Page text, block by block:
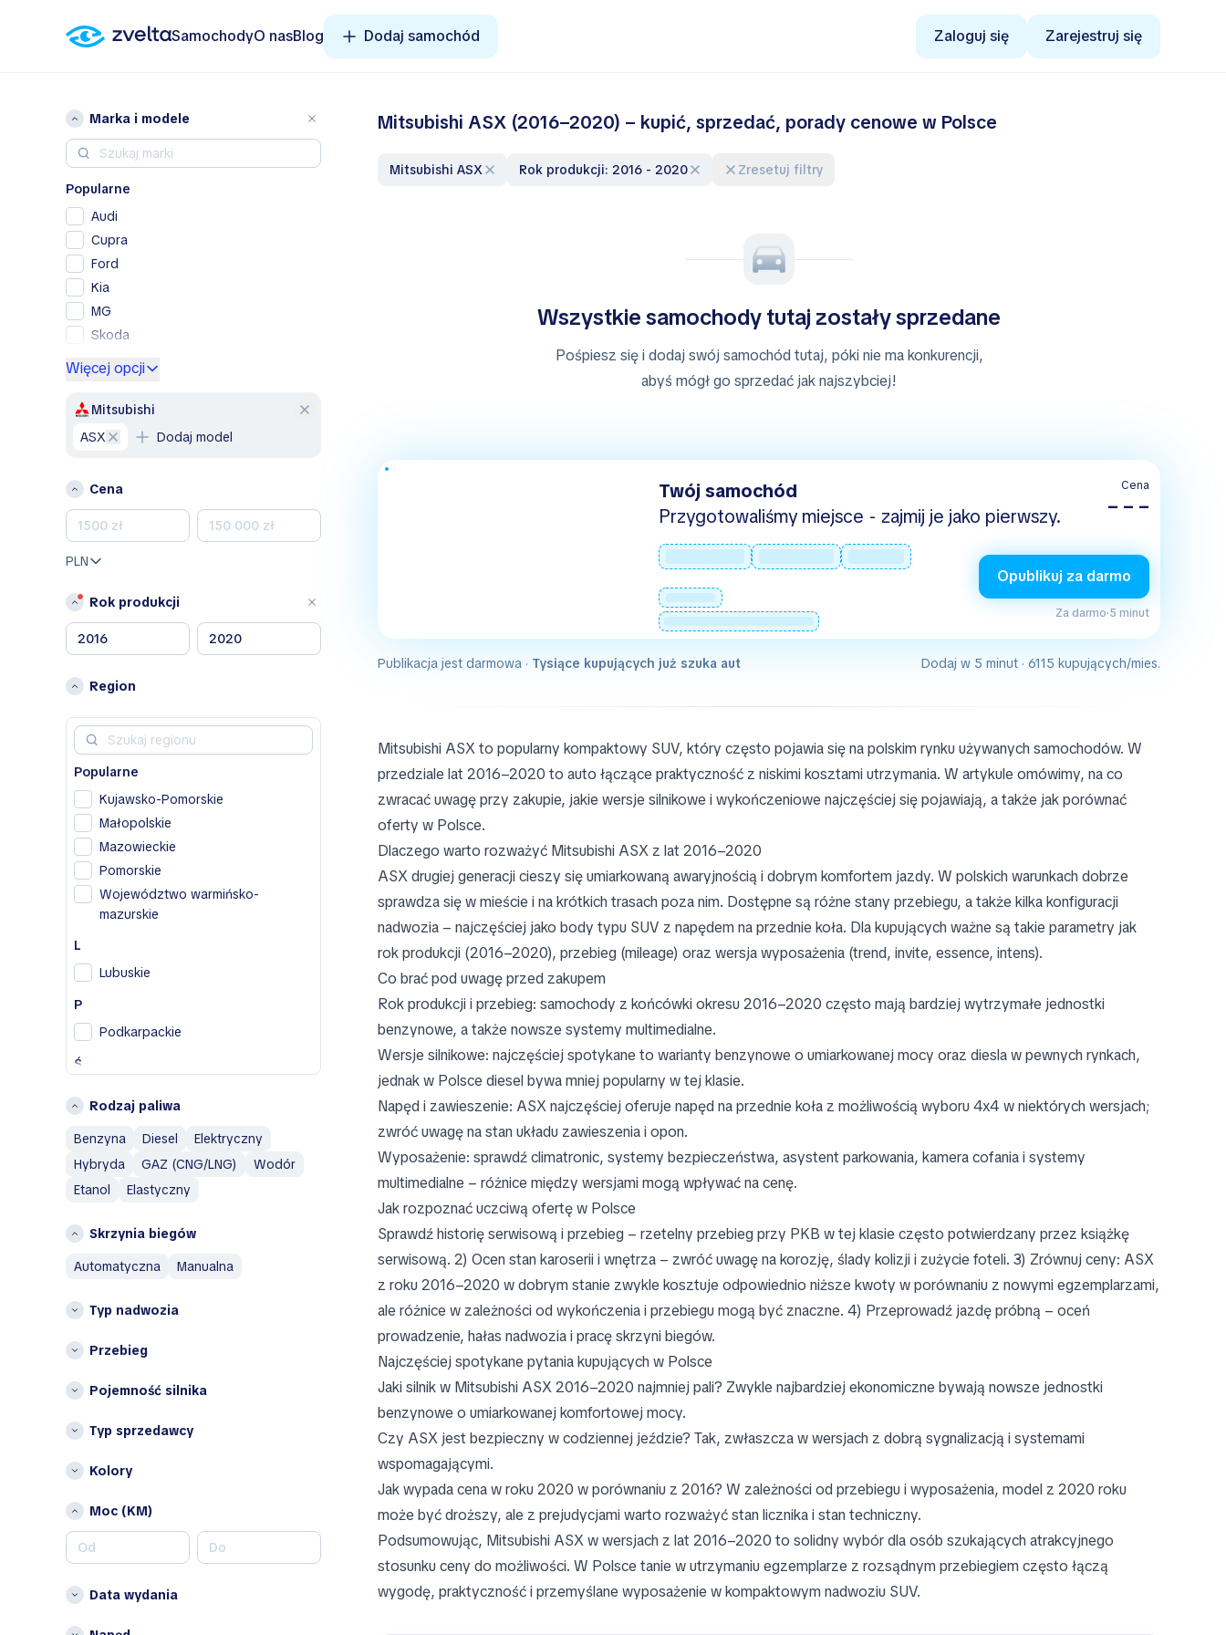
SamochodyO nasBlog Dodaj samochód Zaloguj się Zarejestruj się
Marka i modele
Popularne
Audi
Cupra
Ford
Kia
MG
Skoda
Volkswagen
A
Alfa Romeo
BMW
Chevrolet
Citroen
Dacia
DS
Fiat
H
Honda
Hyundai
Infiniti
Jeep
M
Mazda
Mercedes-Benz
MINI
N
Nissan
O
Opel
P
Porsche
R
S
SEAT
Więcej opcji
Mitsubishi
ASX
Dodaj model
Cena
PLN
Rok produkcji
Region
Popularne
Kujawsko-Pomorskie
Małopolskie
Mazowieckie
Pomorskie
Województwo warmińsko-
mazurskie
L
Lubuskie
P
Podkarpackie
Ś
Świętokrzyskie
W
Wielkopolskie
Województwo dolnośląskie
Województwo lubelskie
województwo
Inne
Opolskie
Rodzaj paliwa
Benzyna
Diesel
Elektryczny
Hybryda
GAZ (CNG/LNG)
Wodór
Etanol
Elastyczny
Skrzynia biegów
automatyczna
manualna
Typ nadwozia
Przebieg
Pojemność silnika
Typ sprzedawcy
Kolory
Moc (KM)
Data wydania
Mitsubishi ASX (2016–2020) – kupić, sprzedać, porady cenowe w Polsce
Mitsubishi ASX Rok produkcji: 2016 - 2020 Zresetuj filtry
Wszystkie samochody tutaj zostały sprzedane
Pośpiesz się i dodaj swój samochód tutaj, póki nie ma konkurencji,
abyś mógł go sprzedać jak najszybciej!
Twój samochód
Przygotowaliśmy miejsce - zajmij je jako pierwszy.
Cena
– – –
Opublikuj za darmo
Za darmo·5 minut
Publikacja jest darmowa · Tysiące kupujących już szuka aut Dodaj w 5 minut · 6115 kupujących/mies.
Mitsubishi ASX to popularny kompaktowy SUV, który często pojawia się na polskim rynku używanych samochodów. W
przedziale lat 2016–2020 to auto łączące praktyczność z niskimi kosztami utrzymania. W artykule omówimy, na co
zwracać uwagę przy zakupie, jakie wersje silnikowe i wykończeniowe najczęściej się pojawiają, a także jak porównać
oferty w Polsce.
Dlaczego warto rozważyć Mitsubishi ASX z lat 2016–2020
ASX drugiej generacji cieszy się umiarkowaną awaryjnością i dobrym komfortem jazdy. W polskich warunkach dobrze
sprawdza się w mieście i na krótkich trasach poza nim. Dostępne są różne stany przebiegu, a także kilka konfiguracji
nadwozia – najczęściej jako body typu SUV z napędem na przednie koła. Dla kupujących ważne są takie parametry jak
rok produkcji (2016–2020), przebieg (mileage) oraz wersja wyposażenia (trend, invite, essence, intens).
Co brać pod uwagę przed zakupem
Rok produkcji i przebieg: samochody z końcówki okresu 2016–2020 często mają bardziej wytrzymałe jednostki
benzynowe, a także nowsze systemy multimedialne.
Wersje silnikowe: najczęściej spotykane to warianty benzynowe o umiarkowanej mocy oraz diesla w pewnych rynkach,
jednak w Polsce diesel bywa mniej popularny w tej klasie.
Napęd i zawieszenie: ASX najczęściej oferuje napęd na przednie koła z możliwością wyboru 4x4 w niektórych wersjach;
zwróć uwagę na stan układu zawieszenia i opon.
Wyposażenie: sprawdź climatronic, systemy bezpieczeństwa, asystent parkowania, kamera cofania i systemy
multimedialne – różnice między wersjami mogą wpływać na cenę.
Jak rozpoznać uczciwą ofertę w Polsce
Sprawdź historię serwisową i przebieg – rzetelny przebieg przy PKB w tej klasie często potwierdzany przez książkę
serwisową. 2) Ocen stan karoserii i wnętrza – zwróć uwagę na korozję, ślady kolizji i zużycie foteli. 3) Zrównuj ceny: ASX
z roku 2016–2020 w dobrym stanie zwykle kosztuje odpowiednio niższe kwoty w porównaniu z nowymi egzemplarzami,
ale różnice w zależności od wykończenia i przebiegu mogą być znaczne. 4) Przeprowadź jazdę próbną – oceń
prowadzenie, hałas nadwozia i pracę skrzyni biegów.
Najczęściej spotykane pytania kupujących w Polsce
Jaki silnik w Mitsubishi ASX 2016–2020 najmniej pali? Zwykle najbardziej ekonomiczne bywają nowsze jednostki
benzynowe o umiarkowanej komfortowej mocy.
Czy ASX jest bezpieczny w codziennej jeździe? Tak, zwłaszcza w wersjach z dobrą sygnalizacją i systemami
wspomagającymi.
Jak wypada cena w roku 2020 w porównaniu z 2016? W zależności od przebiegu i wyposażenia, model z 2020 roku
może być droższy, ale z prejudycjami warto rozważyć stan licznika i stan techniczny.
Podsumowując, Mitsubishi ASX w wersjach z lat 2016–2020 to solidny wybór dla osób szukających atrakcyjnego
stosunku ceny do możliwości. W Polsce tanie w utrzymaniu egzemplarze z rozsądnym przebiegiem często łączą
wygodę, praktyczność i przemyślane wyposażenie w kompaktowym nadwoziu SUV.